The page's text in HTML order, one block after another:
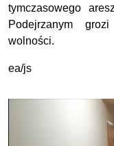
tymczasowego
Podejrzanym
wolności.
ea/js